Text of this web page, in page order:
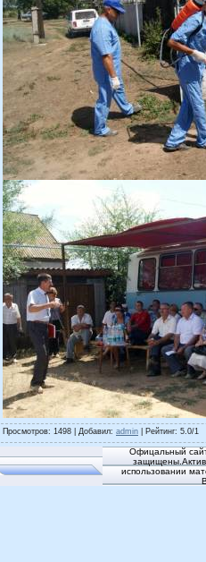
Просмотров: 1498 | Добавил: admin Рейтинг: 5.0/1
Офицальный
использовании